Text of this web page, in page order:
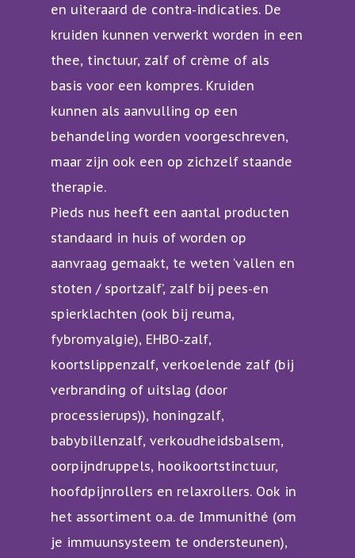
en uiteraard de contra-indicaties. De
kruiden kunnen verwerkt worden in een
thee, tinctuur, zalf of crème of als
basis voor een kompres. Kruiden
kunnen als aanvulling op een
behandeling worden voorgeschreven,
maar zijn ook een op zichzelf staande
therapie.
Pieds nus heeft een aantal producten
standaard in huis of worden op
aanvraag gemaakt, te weten ‘vallen en
stoten / sportzalf’, zalf bij pees-en
spierklachten (ook bij reuma,
fybromyalgie), EHBO-zalf,
koortslippenzalf, verkoelende zalf (bij
verbranding of uitslag (door
processierups)), honingzalf,
babybillenzalf, verkoudheidsbalsem,
oorpijndruppels, hooikoortstinctuur,
hoofdpijnrollers en relaxrollers. Ook in
het assortiment o.a. de Immunithé (om
je immuunsysteem te ondersteunen),
Over mij